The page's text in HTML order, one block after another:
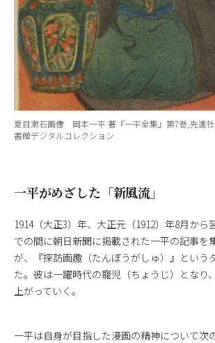
夏目漱石画像 岡本一平 著『一平全集』第7巻,先進
書館デジタルコレクション
一平がめざした「新風流」
1914（大正3）年、大正元（1912）年8月から
での間に朝日新聞に掲載された一平の記事を
が、『探訪画趣（たんぼうがしゅ）』という
た。彼は一躍時代の寵児（ちょうじ）となり
上がっていく。
一平は自身が目指した漫画の精神について次